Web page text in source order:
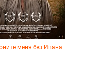
меня без Ивана